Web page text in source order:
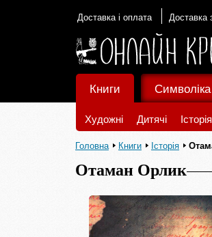
Доставка і оплата Доставка
Книги
Художні Дитячі Історія
Символіка
Головна Книги Історія
Отаман Орлик